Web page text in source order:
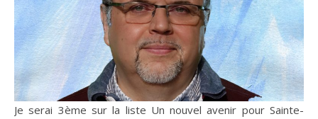
Je serai 3ème sur la liste Un nouvel avenir pour Sainte-